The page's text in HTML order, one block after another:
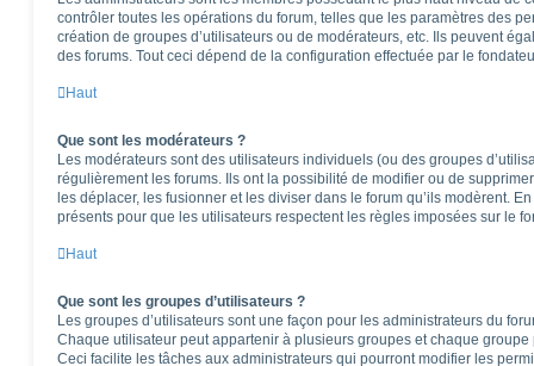
contrôler toutes les opérations du forum, telles que les paramètres des
création de groupes d’utilisateurs ou de modérateurs, etc. Ils peuvent
des forums. Tout ceci dépend de la configuration effectuée par le
Haut
Que sont les modérateurs ?
Les modérateurs sont des utilisateurs individuels (ou des groupes
régulièrement les forums. Ils ont la possibilité de modifier ou de
les déplacer, les fusionner et les diviser dans le forum qu’ils modèrent.
présents pour que les utilisateurs respectent les règles imposées sur le
Haut
Que sont les groupes d’utilisateurs ?
Les groupes d’utilisateurs sont une façon pour les administrateurs du
Chaque utilisateur peut appartenir à plusieurs groupes et chaque
Ceci facilite les tâches aux administrateurs qui pourront modifier les